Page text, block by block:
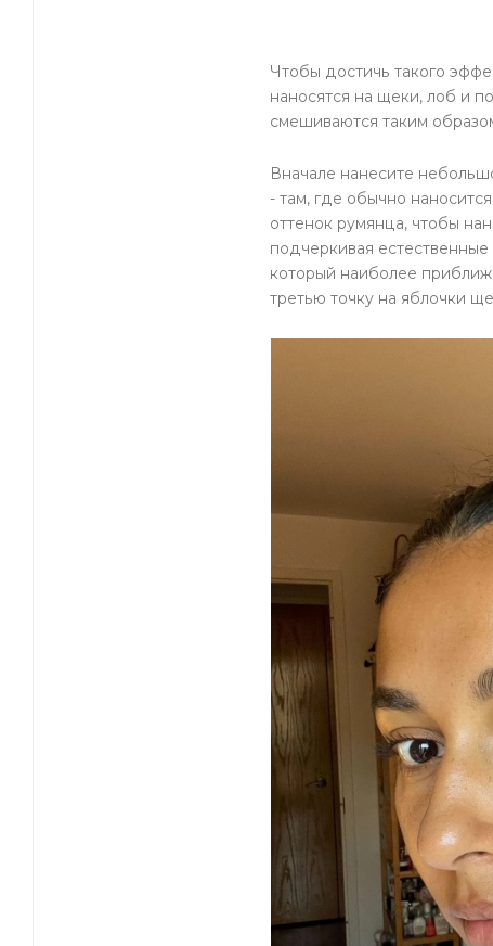
Чтобы достичь такого
наносятся на щеки, лоб и
смешиваются таким
Вначале нанесите
- там, где обычно
оттенок румянца, чтобы
подчеркивая
который наиболее
третью точку на яблочки